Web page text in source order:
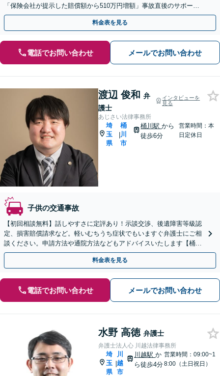
「保険会社が提示した賠償額から510万円増額」事故直後のサポート
で早期解決へ【休日・夜間面談】【電話面談】
料金表を見る
電話でお問い合わせ メールでお問い合わせ
渡辺 俊和 弁
護士
インタビューを
見る
あじさい法律事務所
埼
玉
県
|
桶
川
市
桶川駅から
徒歩6分
営業時間：本
日定休日
子供の交通事故
【初回相談無料】話しやすさに定評あり！示談交渉、後遺障害等級認
定、損害賠償請求など。軽いむちうち症状でもいますぐ弁護士にご相
談ください。申請方法や通院方法などもアドバイスいたします【桶川
駅6分】【オンライン相談OK】【LINE連携可】
料金表を見る
電話でお問い合わせ メールでお問い合わせ
水野 高徳 弁護士
弁護士法人心 川越法律事務所
埼
玉
県
|
川
越
市
川越駅か
ら徒歩4分
営業時間：09:00~1
8:00（土日祝日）